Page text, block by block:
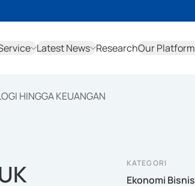
Latest News ResearchOur Platform
HINGGA KEUANGAN
KATEGORI
Ekonomi Bisnis